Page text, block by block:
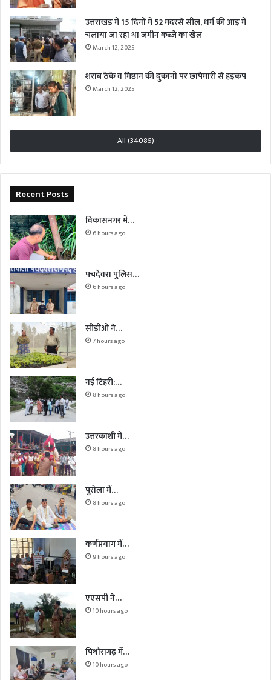
उत्तराखंड में 15 दिनों में 52 मदरसे सील, धर्म की आड़ में
चलाया जा रहा था जमीन कब्जे का खेल
March 12, 2025
शराब ठेके व मिष्ठान की दुकानों पर छापेमारी से हड़कंप
March 12, 2025
All (34085)
Recent Posts
विकासनगर में…
6 hours ago
पचदेवरा पुलिस…
6 hours ago
सीडीओ ने…
7 hours ago
नई टिहरी:…
8 hours ago
उत्तरकाशी में…
8 hours ago
पुरोला में…
8 hours ago
कर्णप्रयाग में…
9 hours ago
एएसपी ने…
10 hours ago
पिथौरागढ़ में…
10 hours ago